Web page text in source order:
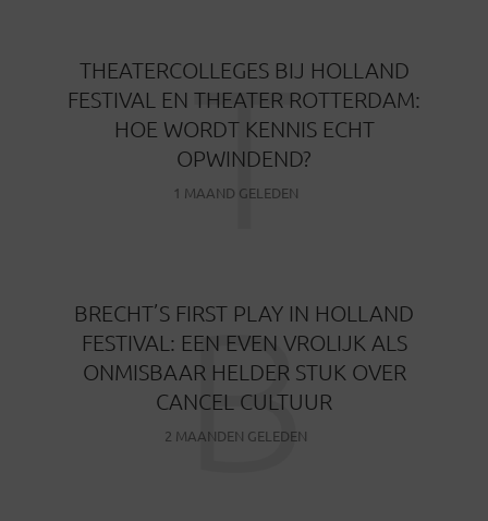
THEATERCOLLEGES BIJ HOLLAND
FESTIVAL EN THEATER ROTTERDAM:
HOE WORDT KENNIS ECHT
OPWINDEND?
1 MAAND GELEDEN
T
BRECHT’S FIRST PLAY IN HOLLAND
FESTIVAL: EEN EVEN VROLIJK ALS
ONMISBAAR HELDER STUK OVER
CANCEL CULTUUR
2 MAANDEN GELEDEN
B